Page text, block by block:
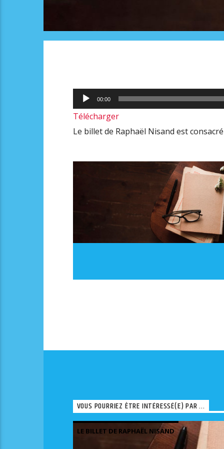
Lecteur
audio
00:00
Télécharger
Le billet de Raphaël Nisand est
VOUS POURRIEZ ÊTRE INTÉRESSÉ(E) PAR ...
LE BILLET DE RAPHAËL NISAND